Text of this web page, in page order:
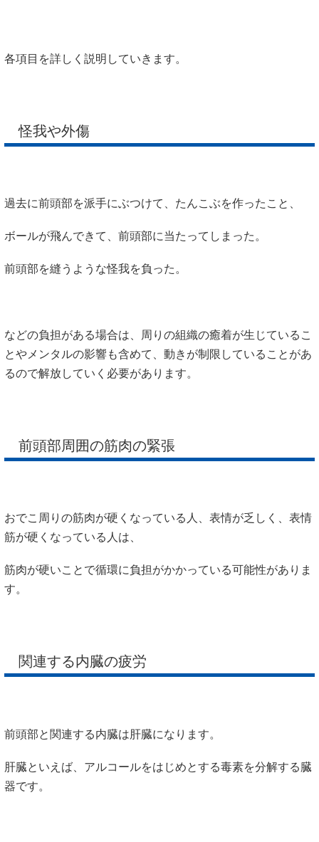
各項目を詳しく説明していきます。
怪我や外傷
過去に前頭部を派手にぶつけて、たんこぶを作ったこと、
ボールが飛んできて、前頭部に当たってしまった。
前頭部を縫うような怪我を負った。
などの負担がある場合は、周りの組織の癒着が生じているこ
とやメンタルの影響も含めて、動きが制限していることがあ
るので解放していく必要があります。
前頭部周囲の筋肉の緊張
おでこ周りの筋肉が硬くなっている人、表情が乏しく、表情
筋が硬くなっている人は、
筋肉が硬いことで循環に負担がかかっている可能性がありま
す。
関連する内臓の疲労
前頭部と関連する内臓は肝臓になります。
肝臓といえば、アルコールをはじめとする毒素を分解する臓
器です。